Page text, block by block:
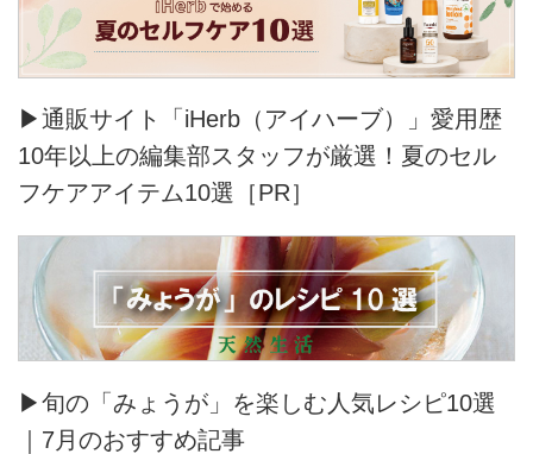
▶通販サイト「iHerb（アイハーブ）」愛用歴
10年以上の編集部スタッフが厳選！夏のセル
フケアアイテム10選［PR］
▶旬の「みょうが」を楽しむ人気レシピ10選
｜7月のおすすめ記事